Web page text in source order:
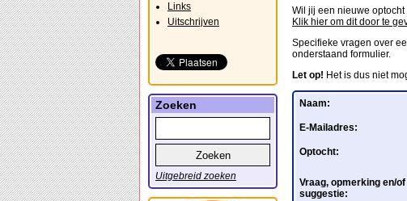
Wil jij een nieuwe
Klik hier om dit door te
Specifieke vragen over
onderstaand formulier.
Let op! Het is dus niet
Naam:
E-Mailadres:
Optocht:
Vraag, opmerking en/of
suggestie:
Links
Uitschrijven
Zoeken
Uitgebreid zoeken